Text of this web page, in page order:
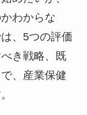
わからな
、5つの評
べき戦略、
で、産業保
。